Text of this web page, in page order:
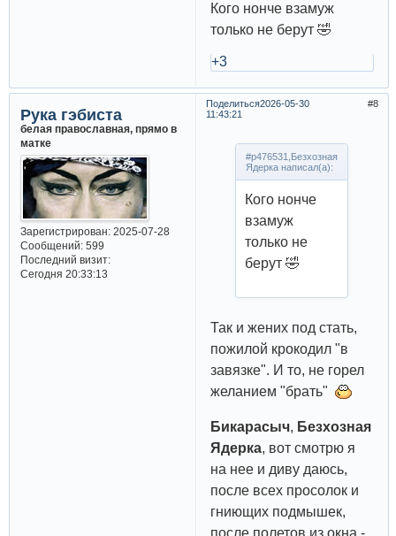
Кого нонче взамуж
только не берут 🤣
+3
Поделиться 8
2026-05-30
11:43:21
Рука гэбиста
белая православная, прямо в
матке
Зарегистрирован: 2025-07-28
Сообщений:599
Последний визит:
Сегодня 20:33:13
#p476531,Безхозная
Ядерка написал(а):
Кого нонче
взамуж
только не
берут 🤣
Так и жених под стать,
пожилой крокодил "в
завязке". И то, не горел
желанием "брать"
Бикарасыч, Безхозная
Ядерка, вот смотрю я
на нее и диву даюсь,
после всех просолок и
гниющих подмышек,
после полетов из окна -